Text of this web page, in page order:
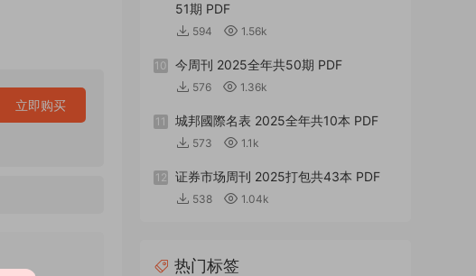
立即购买
51期 PDF
594 1.56k
10 今周刊 2025全年共50期 PDF
576 1.36k
11 城邦國際名表 2025全年共10本 PDF
573 1.1k
12 证券市场周刊 2025打包共43本 PDF
538 1.04k
热门标签